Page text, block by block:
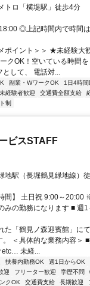
トロ「横堤駅」徒歩4分
◎上記時間内で時間
ポイント＞＞ ★未経験大
クOK！空いている時間
として、 電話対...
副業・WワークOK 1日4時間
未経験者歓迎 交通費全額支給
制
ビスSTAFF
地駅（長堀鶴見緑地線）
間】 土日祝 9:00～20:00
の勤務になります ■ 週
た「鶴見ノ森迎賓館」に
＜具体的な業務内容＞
etc… 未経...
扶養内勤務OK 週1日からOK
迎 フリーター歓迎 学歴不問
クOK 交通費支給 長期歓迎